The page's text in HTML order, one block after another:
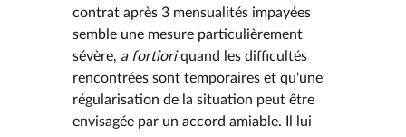
contrat après 3 mensualités impayées
semble une mesure particulièrement
sévère, a fortioriquand les difficultés
rencontrées sont temporaires et qu'une
régularisation de la situation peut être
envisagée par un accord amiable. Il lui